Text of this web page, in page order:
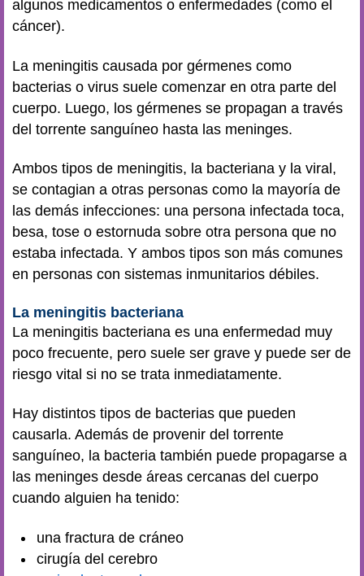
algunos medicamentos o enfermedades (como el
cáncer).
La meningitis causada por gérmenes como
bacterias o virus suele comenzar en otra parte del
cuerpo. Luego, los gérmenes se propagan a través
del torrente sanguíneo hasta las meninges.
Ambos tipos de meningitis, la bacteriana y la viral,
se contagian a otras personas como la mayoría de
las demás infecciones: una persona infectada toca,
besa, tose o estornuda sobre otra persona que no
estaba infectada. Y ambos tipos son más comunes
en personas con sistemas inmunitarios débiles.
La meningitis bacteriana
La meningitis bacteriana es una enfermedad muy
poco frecuente, pero suele ser grave y puede ser de
riesgo vital si no se trata inmediatamente.
Hay distintos tipos de bacterias que pueden
causarla. Además de provenir del torrente
sanguíneo, la bacteria también puede propagarse a
las meninges desde áreas cercanas del cuerpo
cuando alguien ha tenido:
una fractura de cráneo
cirugía del cerebro